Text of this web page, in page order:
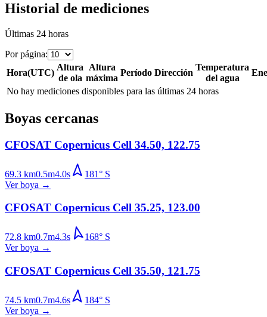
Historial de mediciones
Últimas 24 horas
Por página:
Hora(UTC)
Altura
de ola
Altura
máxima
Período Dirección
Temperatura
del agua
No hay mediciones disponibles para las últimas 24 horas
Boyas cercanas
CFOSAT Copernicus Cell 34.50, 122.75
69.3 km0.5m4.0s 181° S
Ver boya →
CFOSAT Copernicus Cell 35.25, 123.00
72.8 km0.7m4.3s 168° S
Ver boya →
CFOSAT Copernicus Cell 35.50, 121.75
74.5 km0.7m4.6s 184° S
Ver boya →